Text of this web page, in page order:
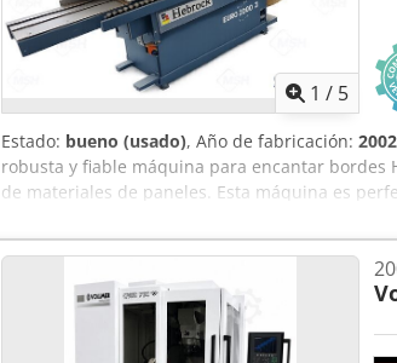
1 / 5
Estado: bueno (usado), Año de fabricación: 2002
robusta y fiable máquina para encantar bordes
de materiales de paneles. Esta máquina es
sector de la construcción y el diseño de
Hebrock, es especialmente fiable y fácil de
utilizada anteriormente. Fabricante: Hebrock
V Material de los bordes: PVC, ABS, melamina
la pieza de trabajo: aprox. 8–50 mm
Peso: 550 kg Boquilla de extracción de 100